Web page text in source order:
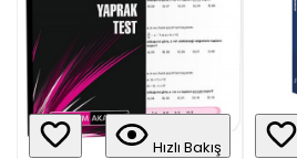
Hızlı Bakış